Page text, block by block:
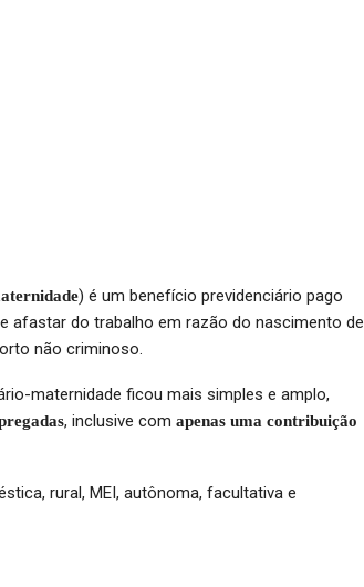
) é um benefício previdenciário pago
afastar do trabalho em razão do nascimento de
não criminoso.
maternidade ficou mais simples e amplo,
, inclusive com apenas uma contribuição
rural, MEI, autônoma, facultativa e